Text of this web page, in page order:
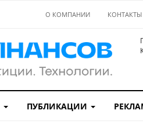
О КОМПАНИИ КОНТАКТЫ
ПУБЛИКАЦИИ